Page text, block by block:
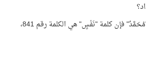
إذا بدأت العدّ من اسم "مُحَمَّدٌ" فإن كلمة "نَفْسٍ" هي الكلمة رقم 841،